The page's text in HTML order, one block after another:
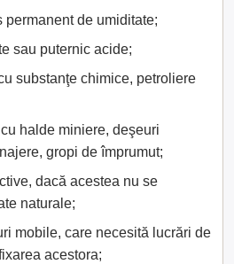
permanent de umiditate;
sau puternic acide;
substanţe chimice, petroliere
halde miniere, deşeuri
gropi de împrumut;
dacă acestea nu se
naturale;
mobile, care necesită lucrări de
acestora;